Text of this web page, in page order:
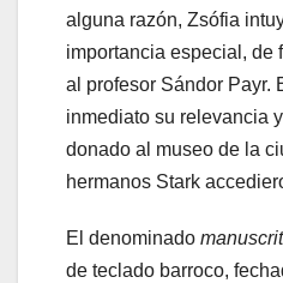
alguna razón, Zsófia
importancia especial, de
al profesor Sándor Payr.
inmediato su relevancia
donado al museo de la
hermanos Stark
El denominado
de teclado barroco,